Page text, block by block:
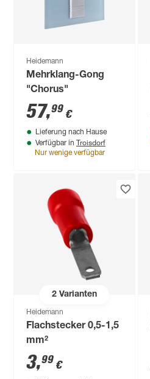
Heidemann
Mehrklang-Gong
"Chorus"
57,99 €
Lieferung nach Hause
Verfügbar in Troisdorf
Nur wenige verfügbar
2Varianten
Heidemann
Flachstecker 0,5-1,5
mm²
3,99 €